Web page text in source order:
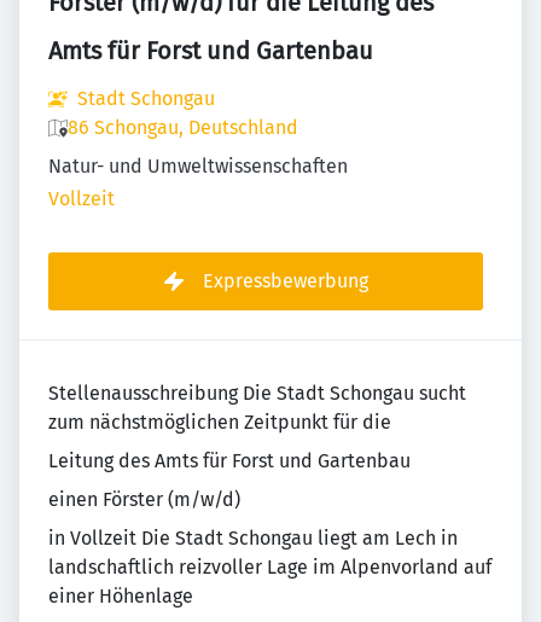
Amts für Forst und Gartenbau
Stadt Schongau
86 Schongau, Deutschland
Natur- und Umweltwissenschaften
Vollzeit
Expressbewerbung
Stellenausschreibung Die Stadt Schongau sucht
zum nächstmöglichen Zeitpunkt für die
Leitung des Amts für Forst und Gartenbau
einen Förster (m/w/d)
in Vollzeit Die Stadt Schongau liegt am Lech in
landschaftlich reizvoller Lage im Alpenvorland auf
einer Höhenlage